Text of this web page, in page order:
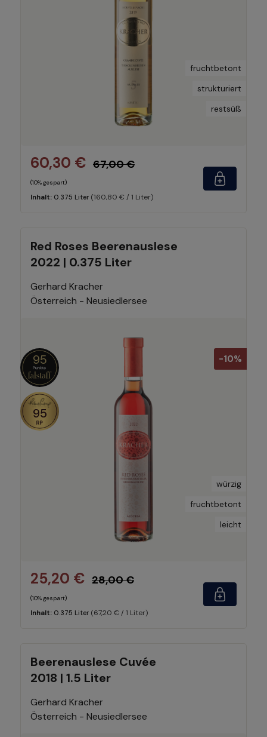
fruchtbetont
strukturiert
restsüß
60,30 € 67,00 €
(10% gespart)
Inhalt: 0.375 Liter (160,80 € / 1 Liter)
Red Roses Beerenauslese
2022 | 0.375 Liter
Gerhard Kracher
Österreich - Neusiedlersee
-10%
95
95
würzig
fruchtbetont
leicht
25,20 € 28,00 €
(10% gespart)
Inhalt: 0.375 Liter (67,20 € / 1 Liter)
Beerenauslese Cuvée
2018 | 1.5 Liter
Gerhard Kracher
Österreich - Neusiedlersee